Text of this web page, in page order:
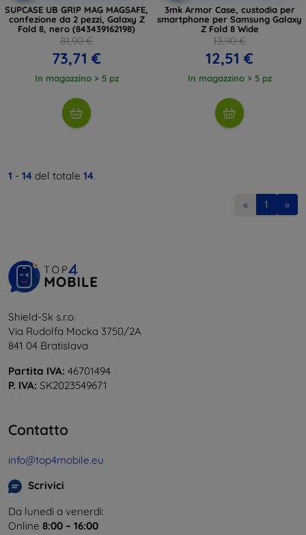
SUPCASE UB GRIP MAG MAGSAFE,
confezione da 2 pezzi, Galaxy Z
Fold 8, nero (843439162198)
81,90 €
73,71 €
In magazzino > 5 pz
3mk Armor Case, custodia per
smartphone per Samsung Galaxy
Z Fold 8 Wide
13,90 €
12,51 €
In magazzino > 5 pz
1 - 14 del totale 14.
« 1 »
Shield-Sk s.r.o.
Via Rudolfa Mocka 3750/2A
841 04 Bratislava
Partita IVA: 46701494
P. IVA: SK2023549671
Contatto
info@top4mobile.eu
Scrivici
Da lunedì a venerdì:
Online 8:00 – 16:00